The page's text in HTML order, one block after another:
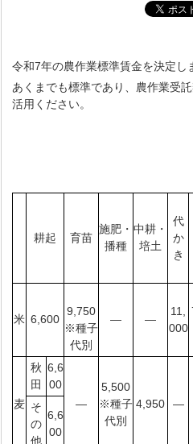
令和7年の農作業標準賃金を決定し
あくまでも標準であり、農作業受
活用ください。
耕起 育苗
施肥・
播種
中耕・
培土
代
か
き
米 6,600
9,750
※種子
代別
― ―
11,
000
麦
秋
田
6,6
00
―
5,500
※種子
代別
4,950 ―
そ
の
他
6,6
00